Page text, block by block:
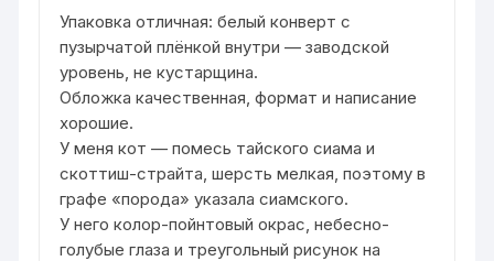
Упаковка отличная: белый конверт с
пузырчатой плёнкой внутри — заводской
уровень, не кустарщина.
Обложка качественная, формат и написание
хорошие.
У меня кот — помесь тайского сиама и
скоттиш-страйта, шерсть мелкая, поэтому в
графе «порода» указала сиамского.
У него колор-пойнтовый окрас, небесно-
голубые глаза и треугольный рисунок на